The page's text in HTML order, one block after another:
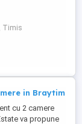
amenajat
-baie.
sa ma
...
Timis
in Braytim
cu 2 camere
va propune